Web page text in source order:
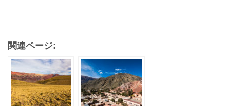
関連ページ: